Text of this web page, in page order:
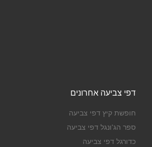
דפי צביעה אחרונים
חופשת קיץ דפי צביעה
ספר הג'ונגל דפי צביעה
כדורגל דפי צביעה